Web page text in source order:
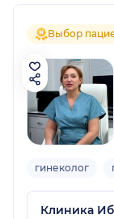
Выбор
гинеколог
Клиника